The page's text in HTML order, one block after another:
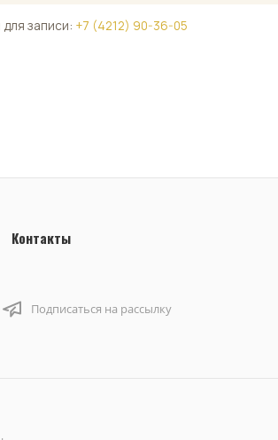
записи: +7 (4212) 90-36-05
Контакты
Подписаться на рассылку